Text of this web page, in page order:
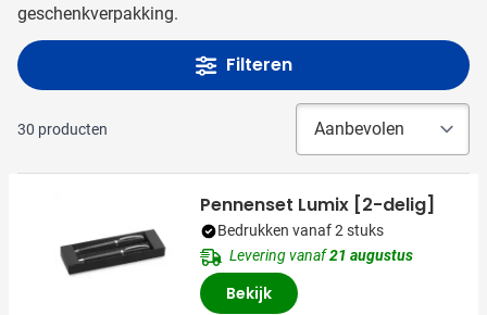
geschenkverpakking.
Filteren
30 producten
Pennenset Lumix [2-delig]
Bedrukken vanaf 2 stuks
Levering vanaf21 augustus
Bekijk